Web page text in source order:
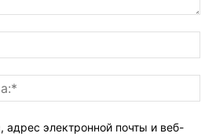
адрес электронной почты и веб-